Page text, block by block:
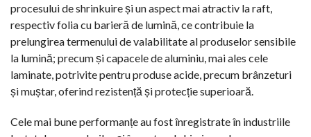
procesului de shrinkuire și un aspect mai atractiv la raft,
respectiv folia cu barieră de lumină, ce contribuie la
prelungirea termenului de valabilitate al produselor sensibile
la lumină; precum și capacele de aluminiu, mai ales cele
laminate, potrivite pentru produse acide, precum brânzeturi
și muștar, oferind rezistență și protecție superioară.
Cele mai bune performanțe au fost înregistrate în industriile